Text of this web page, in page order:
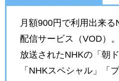
月額900円で利用出来
配信サービス（VOD）
放送されたNHKの「朝
「NHKスペシャル」「